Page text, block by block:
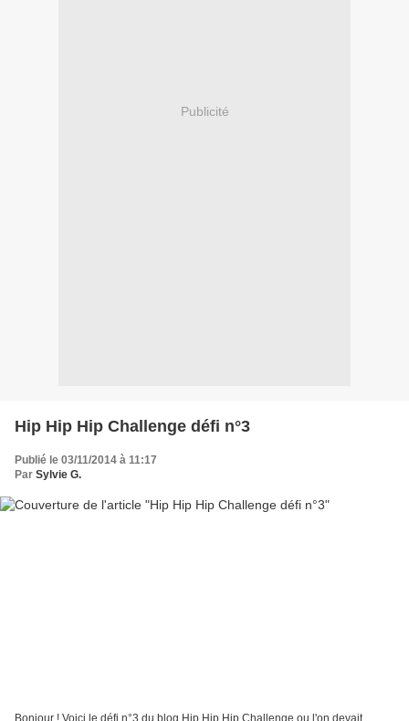
Publicité
Hip Hip Hip Challenge défi n°3
Publié le 03/11/2014 à 11:17
Par Sylvie G.
Bonjour ! Voici le défi n°3 du blog Hip Hip Hip Challenge ou l'on devait